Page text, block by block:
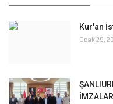
Kur'an
Ocak 29,